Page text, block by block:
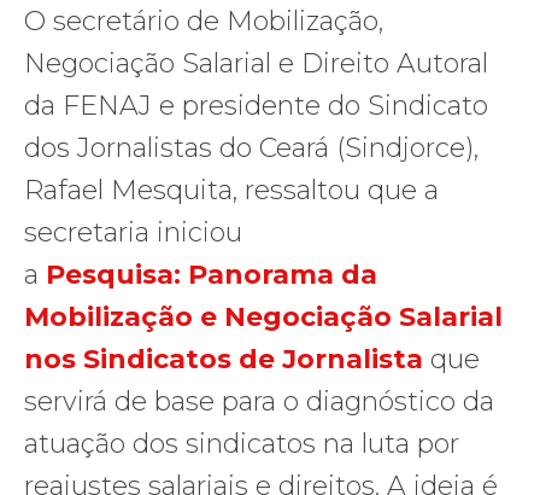
O secretário de Mobilização,
Negociação Salarial e Direito Autoral
da FENAJ e presidente do Sindicato
dos Jornalistas do Ceará (Sindjorce),
Rafael Mesquita, ressaltou que a
secretaria iniciou
a Pesquisa: Panorama da
Mobilização e Negociação Salarial
nos Sindicatos de Jornalista que
servirá de base para o diagnóstico da
atuação dos sindicatos na luta por
reajustes salariais e direitos. A ideia é